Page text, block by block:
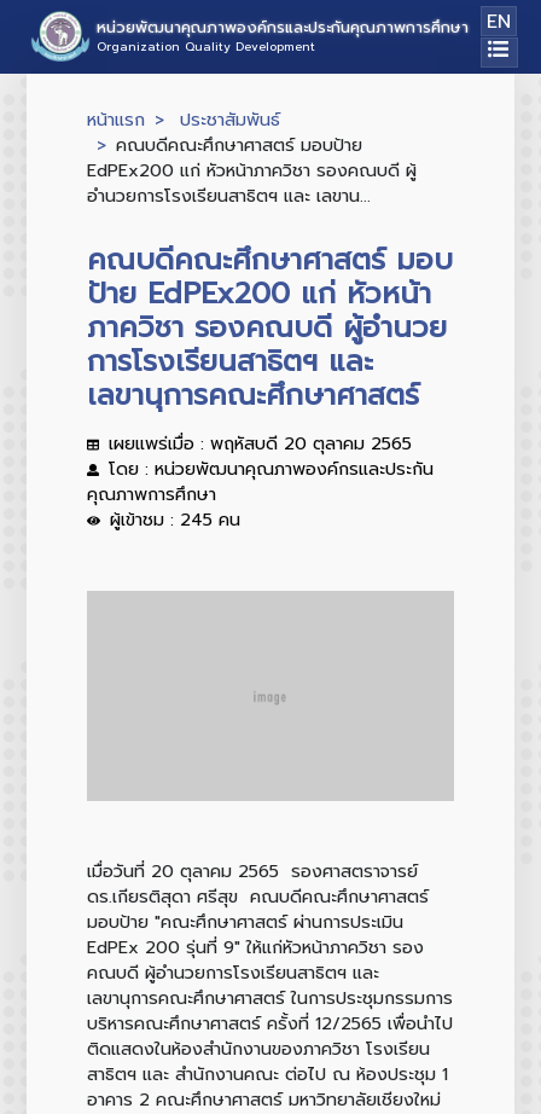
หน่วยพัฒนาคุณภาพองค์กรและประกันคุณภาพการศึกษา
Organization Quality Development
EN
หน้าแรก
ประชาสัมพันธ์
คณบดีคณะศึกษาศาสตร์ มอบป้าย
EdPEx200 แก่ หัวหน้าภาควิชา รองคณบดี ผู้
อำนวยการโรงเรียนสาธิตฯ และ เลขาน...
คณบดีคณะศึกษาศาสตร์ มอบ
ป้าย EdPEx200 แก่ หัวหน้า
ภาควิชา รองคณบดี ผู้อำนวย
การโรงเรียนสาธิตฯ และ
เลขานุการคณะศึกษาศาสตร์
เผยแพร่เมื่อ : พฤหัสบดี 20 ตุลาคม 2565
โดย : หน่วยพัฒนาคุณภาพองค์กรและประกัน
คุณภาพการศึกษา
ผู้เข้าชม : 245 คน
เมื่อวันที่ 20 ตุลาคม 2565 รองศาสตราจารย์
ดร.เกียรติสุดา ศรีสุข คณบดีคณะศึกษาศาสตร์
มอบป้าย "คณะศึกษาศาสตร์ ผ่านการประเมิน
EdPEx 200 รุ่นที่ 9" ให้แก่หัวหน้าภาควิชา รอง
คณบดี ผู้อำนวยการโรงเรียนสาธิตฯ และ
เลขานุการคณะศึกษาศาสตร์ ในการประชุมกรรมการ
บริหารคณะศึกษาศาสตร์ ครั้งที่ 12/2565 เพื่อนำไป
ติดแสดงในห้องสำนักงานของภาควิชา โรงเรียน
สาธิตฯ และ สำนักงานคณะ ต่อไป ณ ห้องประชุม 1
อาคาร 2 คณะศึกษาศาสตร์ มหาวิทยาลัยเชียงใหม่